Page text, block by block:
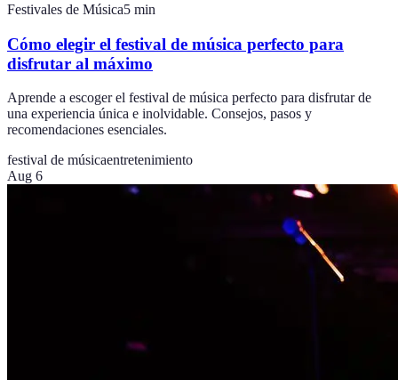
Festivales de Música5 min
Cómo elegir el festival de música perfecto para
disfrutar al máximo
Aprende a escoger el festival de música perfecto para disfrutar de
una experiencia única e inolvidable. Consejos, pasos y
recomendaciones esenciales.
festival de músicaentretenimiento
Aug 6